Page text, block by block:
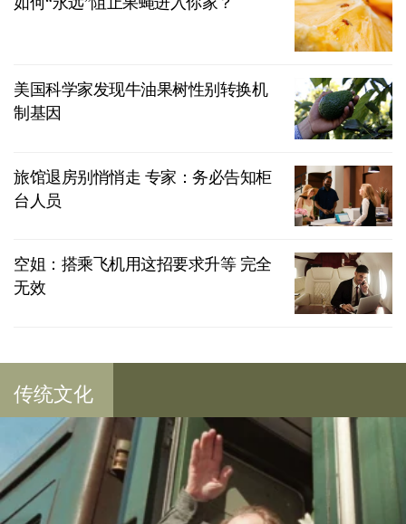
美国科学家发现牛油果树性别转换机
制基因
旅馆退房别悄悄走 专家：务必告知柜
台人员
空姐：搭乘飞机用这招要求升等 完全
无效
传统文化